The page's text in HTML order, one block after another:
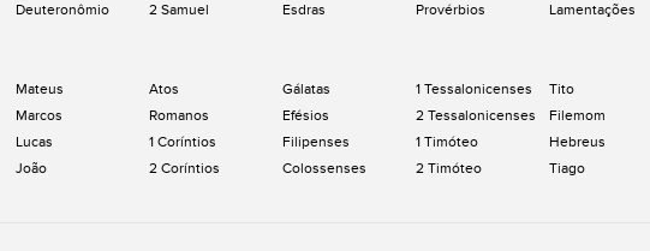
Deuteronômio
2 Samuel
Esdras
Provérbios
Lamentações
Mateus
Marcos
Lucas
João
Atos
Romanos
1 Coríntios
2 Coríntios
Gálatas
Efésios
Filipenses
Colossenses
1 Tessalonicenses
2 Tessalonicenses
1 Timóteo
2 Timóteo
Tito
Filemom
Hebreus
Tiago